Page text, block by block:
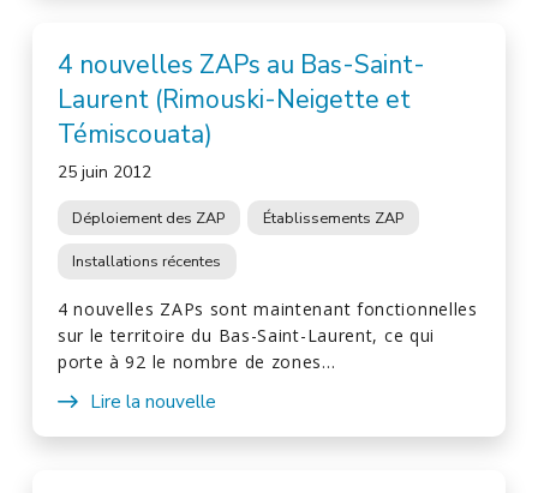
4 nouvelles ZAPs au Bas-Saint-
Laurent (Rimouski-Neigette et
Témiscouata)
25 juin 2012
Déploiement des ZAP Établissements ZAP
Installations récentes
4 nouvelles ZAPs sont maintenant fonctionnelles
sur le territoire du Bas-Saint-Laurent, ce qui
porte à 92 le nombre de zones…
Lire la nouvelle